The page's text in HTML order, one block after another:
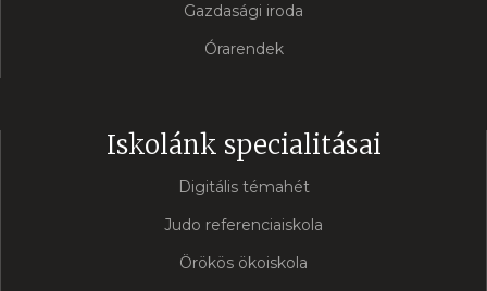
Gazdasági iroda
Órarendek
Iskolánk specialitásai
Digitális témahét
Judo referenciaiskola
Örökös ökoiskola